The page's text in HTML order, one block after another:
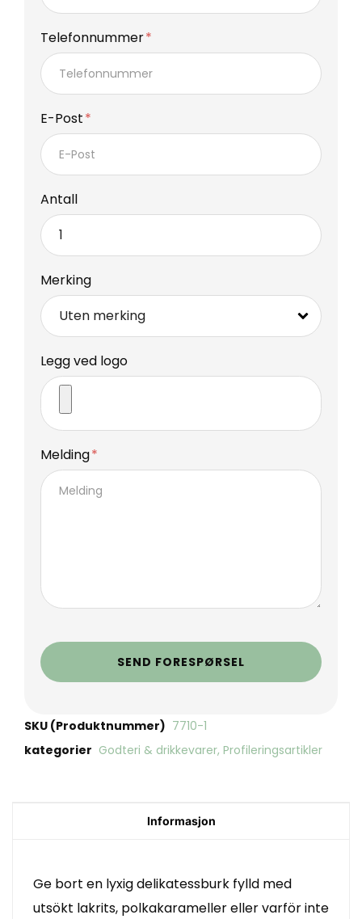
Telefonnummer
E-Post
Antall
Merking
Legg ved logo
Melding
SEND FORESPØRSEL
SKU (Produktnummer) 7710-1
kategorier Godteri & drikkevarer, Profileringsartikler
Informasjon
Ge bort en lyxig delikatessburk fylld med
utsökt lakrits, polkakarameller eller varför inte